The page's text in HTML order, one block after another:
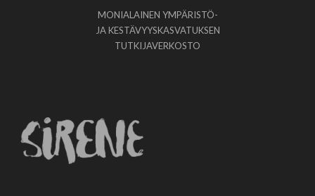
MONIALAINEN YMPÄRISTÖ-
JA KESTÄVYYSKASVATUKSEN
TUTKIJAVERKOSTO